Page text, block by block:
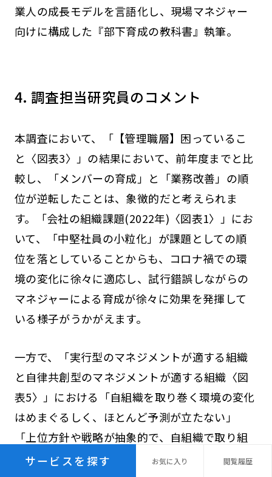
業人の成長モデルを言語化し、現場マネジャー
向けに構成した『部下育成の教科書』執筆。
4. 調査担当研究員のコメント
本調査において、「【管理職層】困っているこ
と〈図表3〉」の結果において、前年度までと比
較し、「メンバーの育成」と「業務改善」の順
位が逆転したことは、象徴的だと考えられま
す。「会社の組織課題(2022年)〈図表1〉」にお
いて、「中堅社員の小粒化」が課題としての順
位を落としていることからも、コロナ禍での環
境の変化に徐々に適応し、試行錯誤しながらの
マネジャーによる育成が徐々に効果を発揮して
いる様子がうかがえます。
一方で、「実行型のマネジメントが適する組織
と自律共創型のマネジメントが適する組織〈図
表5〉」における「自組織を取り巻く環境の変化
はめまぐるしく、ほとんど予測が立たない」
「上位方針や戦略が抽象的で、自組織で取り組
むことは自分たちで考えて設定することが求め
サービスを探す お気に 入り 閲覧履歴